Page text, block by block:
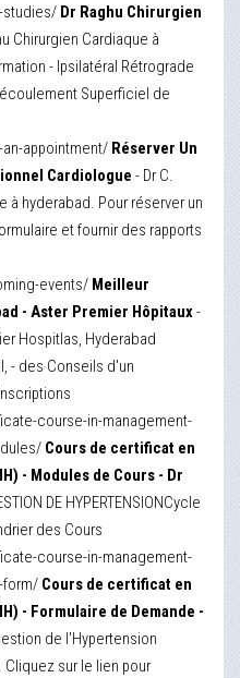
studies/ Dr Raghu Chirurgien
Chirurgien Cardiaque à
- Ipsilatéral Rétrograde
Superficiel de
appointment/ Réserver Un
Cardiologue - Dr C.
à hyderabad. Pour réserver un
et fournir des rapports
events/ Meilleur
- Aster Premier Hôpitaux-
Hospitlas, Hyderabad
- des Conseils d'un
course-in-management-
Cours de certificat en
- Modules de Cours - Dr
DE HYPERTENSIONCycle
des Cours
course-in-management-
form/ Cours de certificat en
- Formulaire de Demande -
de l'Hypertension
Cliquez sur le lien pour